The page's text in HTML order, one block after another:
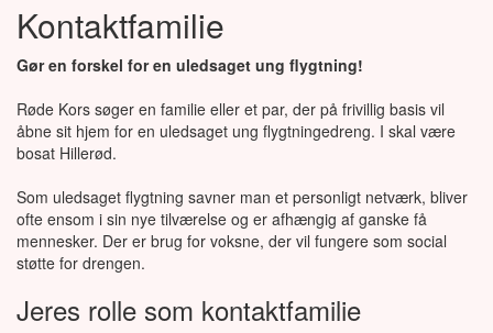
Kontaktfamilie
Gør en forskel for en uledsaget ung flygtning!
Røde Kors søger en familie eller et par, der på frivillig basis vil
åbne sit hjem for en uledsaget ung flygtningedreng. I skal være
bosat Hillerød.
Som uledsaget flygtning savner man et personligt netværk, bliver
ofte ensom i sin nye tilværelse og er afhængig af ganske få
mennesker. Der er brug for voksne, der vil fungere som social
støtte for drengen.
Jeres rolle som kontaktfamilie